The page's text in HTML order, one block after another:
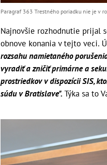
Paragraf 363 Trestného poriadku nie je v
Najnovšie rozhodnutie prijal
obnove konania v tejto veci.
rozsahu namietaného
vyradiť a zničiť primárne a
prostriedkov v dispozícii SIS,
súdu v Bratislave".Týka sa to